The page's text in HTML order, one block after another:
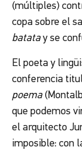
(múltiples)
copa sobre el
batatay se
El poeta y
conferencia
poema
que podemos
el arquitecto
imposible: con